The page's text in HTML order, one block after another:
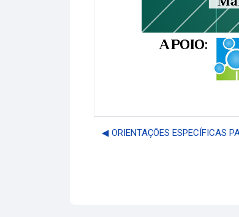
◀︎ ORIENTAÇÕES ESPECÍFICAS